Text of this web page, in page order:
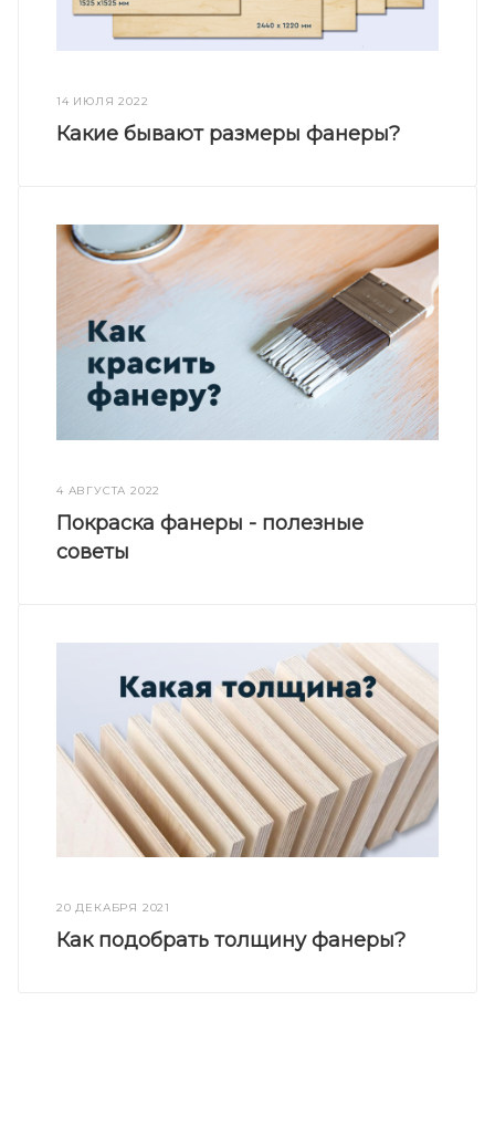
14 ИЮЛЯ 2022
Какие бывают размеры фанеры?
4 АВГУСТА 2022
Покраска фанеры - полезные
советы
20 ДЕКАБРЯ 2021
Как подобрать толщину фанеры?